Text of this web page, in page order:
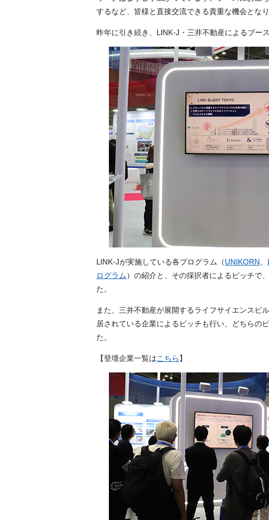
するなど、皆様と直接交流できる貴重な機会となり
昨年に引き続き、LINK-J・三井不動産によるブー
LINK-Jが実施している各プログラム（UNIKORN
ログラム ）の紹介と、その採択者によるピッチで
た。
また、三井不動産が展開するライフサイエンスビ
居されている企業によるピッチも行い、どちらの
た。
【登壇企業一覧はこちら 】